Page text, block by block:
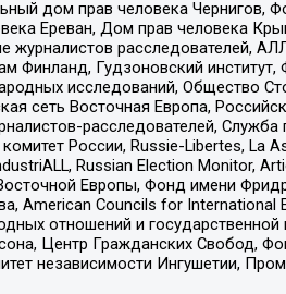
дом прав человека Чернигов,
Ереван, Дом прав человека
журналистов расследователей,
Финланд, Гудзоновский
исследований, Общество
сеть Восточная Европа,
расследователей,
России, Russie-Libertes, La
Russian Election Monitor,
Европы, Фонд имени
American Councils for International
отношений и государственной
Центр Гражданских Свобод,
независимости Ингушетии,